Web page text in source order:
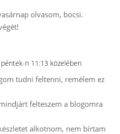
olvasom, bocsi.
n 11:13 közelében
tudni feltenni, remélem ez
felteszem a blogomra
alkotnom, nem bírtam